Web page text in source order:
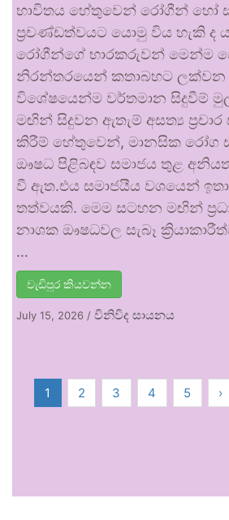
භාවිතය හේතුවෙන් රෝගීන් හෝ
ප්‍රචණ්ඩත්වයට යොමු විය හැකි ද
රෝගීන්ගේ භාරකරුවන් මෙන්ම
නිරන්තරයෙන් කතාබහට ලක්වන
විශේෂයෙන්ම වර්තමාන සිදුවීම්
මඟින් සිදුවන ඇතැම් අසත්‍ය
කිරීම් හේතුවෙන්, මානසික රෝග
ඖෂධ පිළිබඳව සමාජය තුළ
වී ඇත.එය සමාජයීය වශයෙන්
තත්වයකි. මෙම සටහන මඟින්
නාශක ඖෂධවල සැබෑ
…
වැඩිපුර කියවන්න
July 15, 2026 / විනිවිද සායනය
1 2 3 4 5 ›